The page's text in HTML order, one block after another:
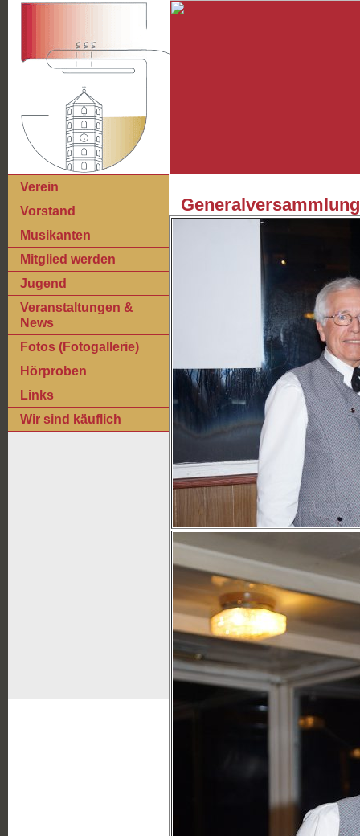
Verein
Vorstand
Musikanten
Mitglied werden
Jugend
Veranstaltungen &
News
Fotos (Fotogallerie)
Hörproben
Links
Wir sind käuflich